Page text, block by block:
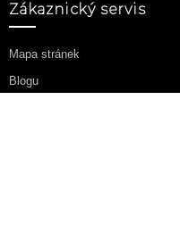
Zákaznický servis
Mapa stránek
Blogu